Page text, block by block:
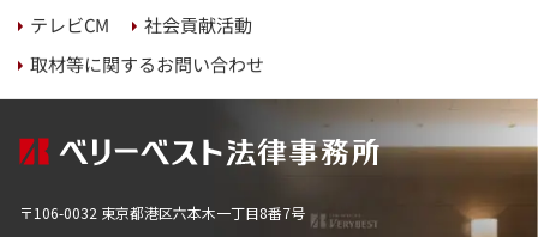
テレビCM 社会貢献活動
取材等に関するお問い合わせ
〒106-0032 東京都港区六本木一丁目8番7号